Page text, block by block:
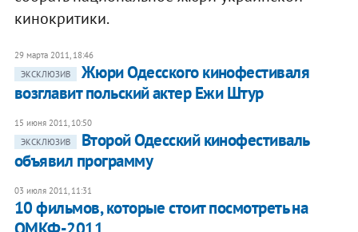
кинокритики.
29 марта 2011, 18:46
ЭКСКЛЮЗИВ
Жюри Одесского кинофестиваля
возглавит польский актер Ежи Штур
15 июня 2011, 10:50
ЭКСКЛЮЗИВ
Второй Одесский кинофестиваль
объявил программу
03 июля 2011, 11:31
10 фильмов, которые стоит посмотреть на